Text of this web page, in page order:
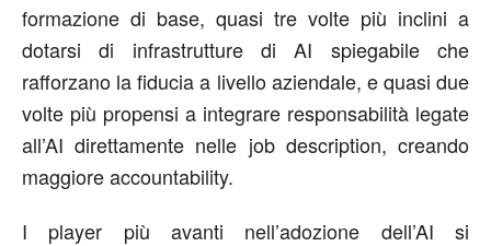
formazione di base, quasi tre volte più inclini a
dotarsi di infrastrutture di AI spiegabile che
rafforzano la fiducia a livello aziendale, e quasi due
volte più propensi a integrare responsabilità legate
all’AI direttamente nelle job description, creando
maggiore accountability.
I player più avanti nell’adozione dell’AI si